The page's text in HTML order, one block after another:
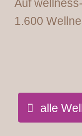
Auf
1.600
alle